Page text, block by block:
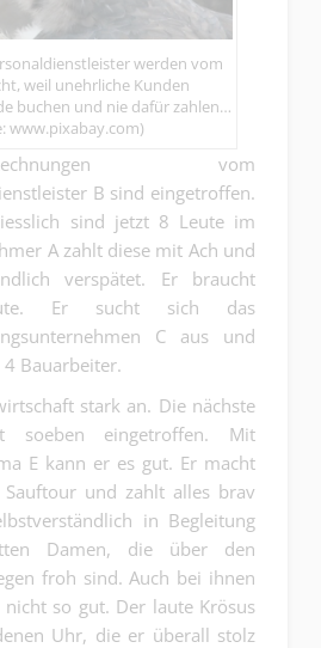
werden vom
weil unehrliche Kunden
buchen und nie dafür zahlen…
www.pixabay.com)
vom
B sind eingetroffen.
sind jetzt 8 Leute im
A zahlt diese mit Ach und
verspätet. Er braucht
Er sucht sich das
C aus und
Bauarbeiter.
stark an. Die nächste
soeben eingetroffen. Mit
E kann er es gut. Er macht
und zahlt alles brav
in Begleitung
Damen, die über den
froh sind. Auch bei ihnen
so gut. Der laute Krösus
Uhr, die er überall stolz